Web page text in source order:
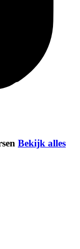
Bekijk alles